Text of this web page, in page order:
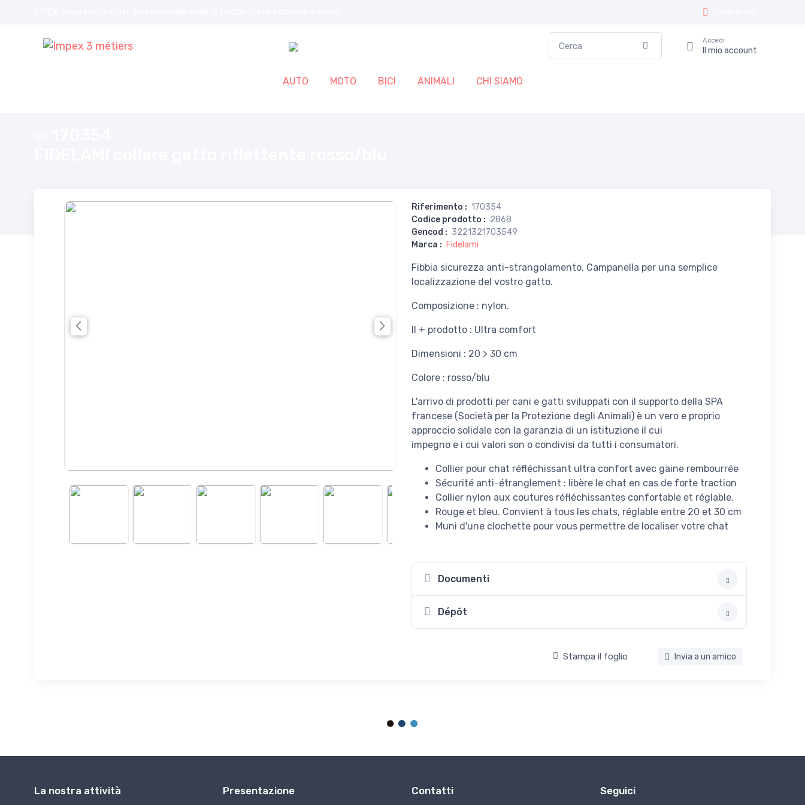
Conferma Accedi
Il mio account
AUTO MOTO BICI ANIMALI CHI SIAMO
Riferimento : 170354
Codice prodotto : 2868
Gencod : 3221321703549
Marca : Fidelami
Fibbia sicurezza anti-strangolamento. Campanella per una semplice
localizzazione del vostro gatto.
Composizione : nylon.
Il + prodotto : Ultra comfort
Dimensioni : 20 > 30 cm
Colore : rosso/blu
L'arrivo di prodotti per cani e gatti sviluppati con il supporto della SPA
francese (Società per la Protezione degli Animali) è un vero e proprio
approccio solidale con la garanzia di un istituzione il cui
impegno e i cui valori son o condivisi da tutti i consumatori.
Collier pour chat réfléchissant ultra confort avec gaine rembourrée
Sécurité anti-étranglement : libère le chat en cas de forte traction
Collier nylon aux coutures réfléchissantes confortable et réglable.
Rouge et bleu. Convient à tous les chats, réglable entre 20 et 30 cm
Muni d'une clochette pour vous permettre de localiser votre chat
Documenti
Dépôt
Stampa il foglio Invia a un amico
La nostra attività Presentazione Contatti Seguici